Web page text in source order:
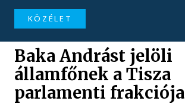
KÖZÉLET
Baka Andrást jelöli
államfőnek a Tisza
parlamenti frakciója